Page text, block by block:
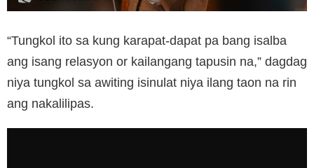
“Tungkol ito sa kung karapat-dapat pa bang isalba
ang isang relasyon or kailangang tapusin na,” dagdag
niya tungkol sa awiting isinulat niya ilang taon na rin
ang nakalilipas.